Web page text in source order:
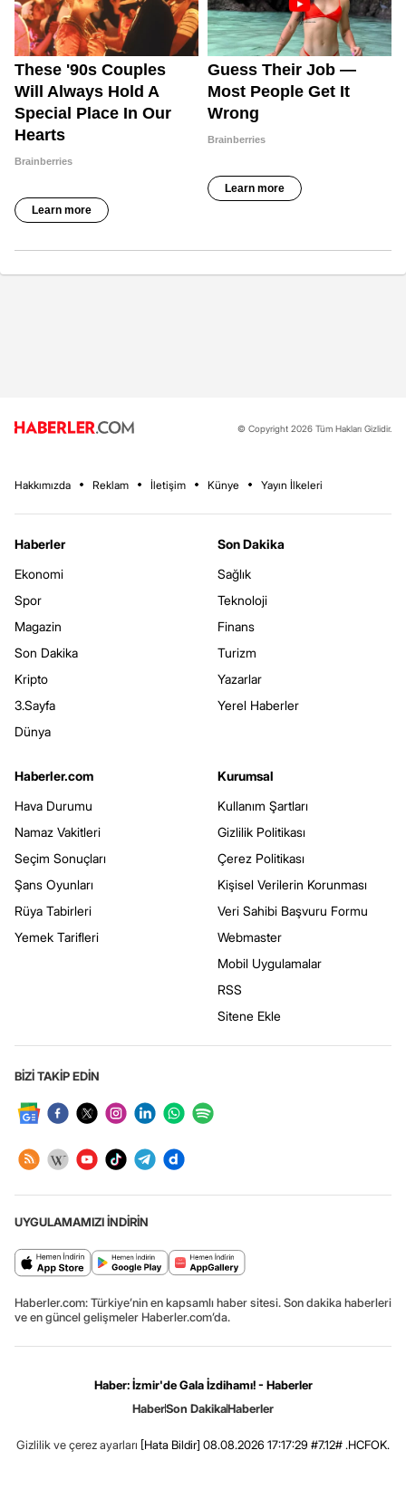
© Copyright 2026 Tüm Hakları Gizlidir.
Hakkımızda Reklam İletişim Künye Yayın İlkeleri
Haberler
Ekonomi
Spor
Magazin
Son Dakika
Kripto
3.Sayfa
Dünya
Son Dakika
Sağlık
Teknoloji
Finans
Turizm
Yazarlar
Yerel Haberler
Haberler.com
Hava Durumu
Namaz Vakitleri
Seçim Sonuçları
Şans Oyunları
Rüya Tabirleri
Yemek Tarifleri
Kurumsal
Kullanım Şartları
Gizlilik Politikası
Çerez Politikası
Kişisel Verilerin Korunması
Veri Sahibi Başvuru Formu
Webmaster
Mobil Uygulamalar
RSS
Sitene Ekle
BİZİ TAKİP EDİN
UYGULAMAMIZI İNDİRİN
Haberler.com: Türkiye’nin en kapsamlı haber sitesi. Son dakika haberleri
ve en güncel gelişmeler Haberler.com’da.
Haber: İzmir'de Gala İzdihamı! - Haberler
HaberSon DakikaHaberler
Gizlilik ve çerez ayarları [Hata Bildir] 08.08.2026 17:17:29 #7.12# .HCFOK.